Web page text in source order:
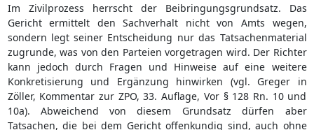
Im Zivilprozess herrscht der Beibringungsgrundsatz. Das
Gericht ermittelt den Sachverhalt nicht von Amts wegen,
sondern legt seiner Entscheidung nur das Tatsachenmaterial
zugrunde, was von den Parteien vorgetragen wird. Der Richter
kann jedoch durch Fragen und Hinweise auf eine weitere
Konkretisierung und Ergänzung hinwirken (vgl. Greger in
Zöller, Kommentar zur ZPO, 33. Auflage, Vor § 128 Rn. 10 und
10a). Abweichend von diesem Grundsatz dürfen aber
Tatsachen, die bei dem Gericht offenkundig sind, auch ohne